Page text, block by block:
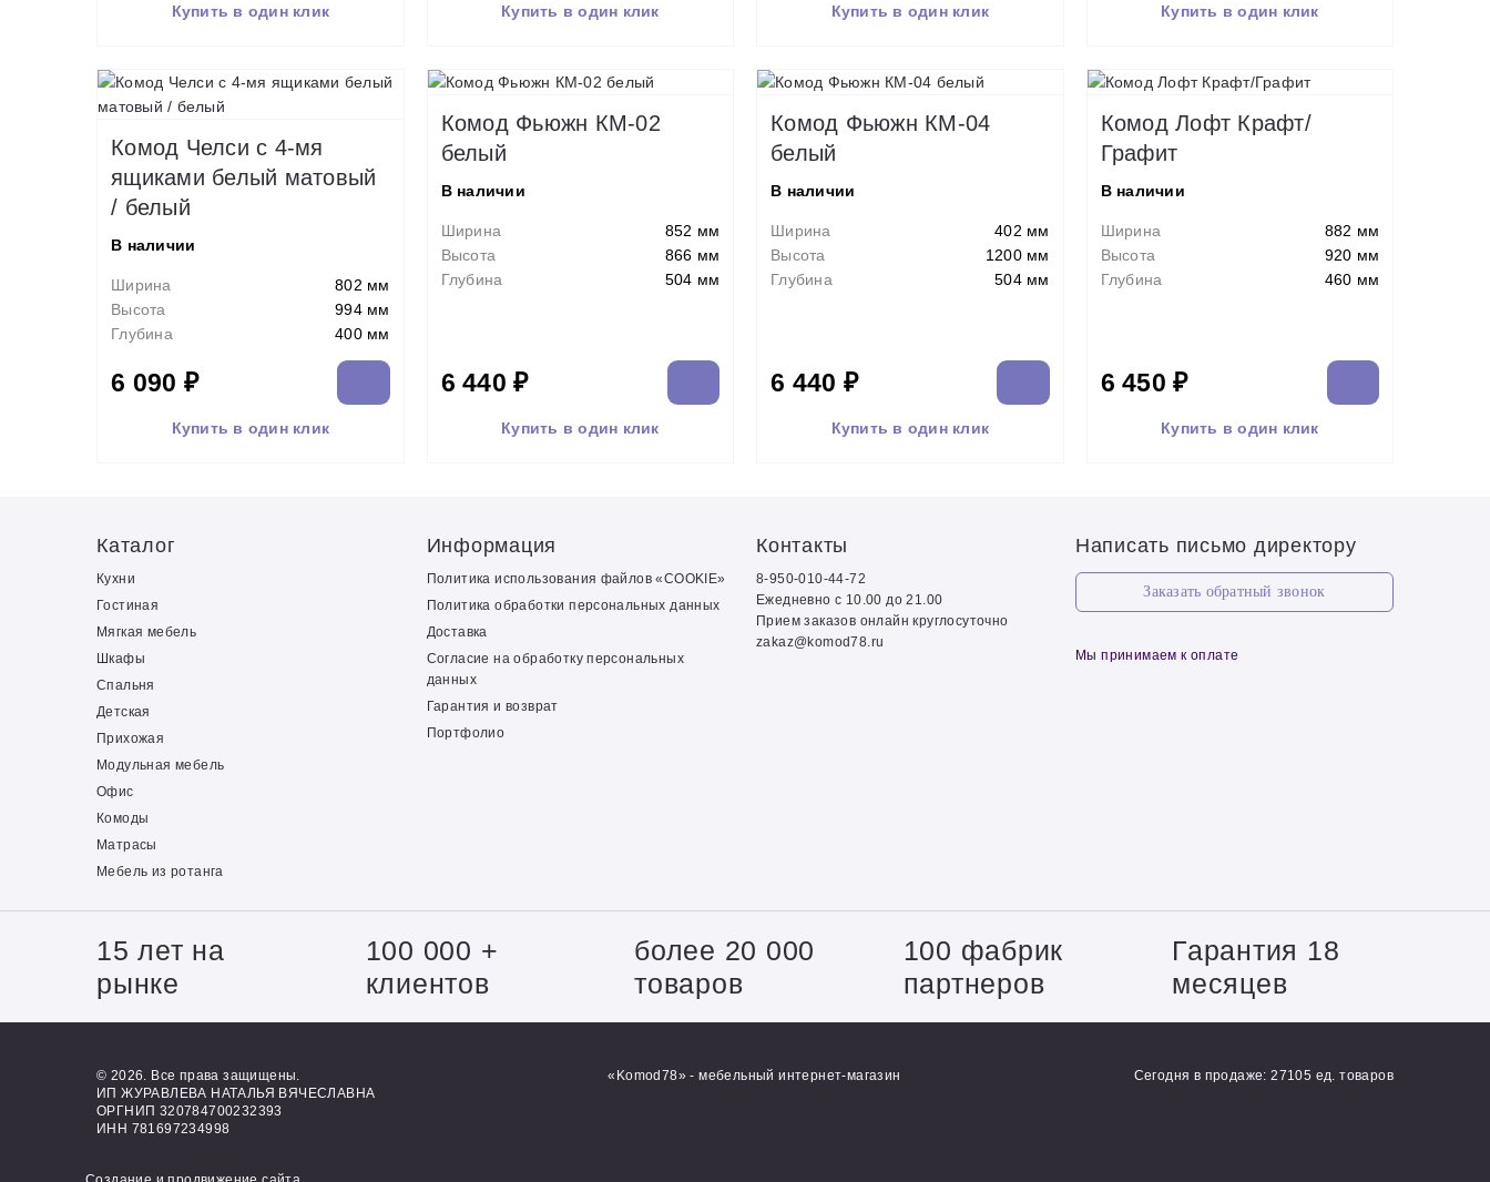
Купить в один клик Купить в один клик Купить в один клик Купить в один клик
Комод Челси с 4-мя
ящиками белый матовый
/ белый
В наличии
Ширина
802 мм
Высота
994 мм
Глубина
400 мм
6 090 ₽
Купить в один клик
Комод Фьюжн КМ-02
белый
В наличии
Ширина
852 мм
Высота
866 мм
Глубина
504 мм
6 440 ₽
Купить в один клик
Комод Фьюжн КМ-04
белый
В наличии
Ширина
402 мм
Высота
1200 мм
Глубина
504 мм
6 440 ₽
Купить в один клик
Комод Лофт Крафт/
Графит
В наличии
Ширина
882 мм
Высота
920 мм
Глубина
460 мм
6 450 ₽
Купить в один клик
Каталог
Кухни
Гостиная
Мягкая мебель
Шкафы
Спальня
Детская
Прихожая
Модульная мебель
Офис
Комоды
Матрасы
Мебель из ротанга
Информация
Политика использования файлов «COOKIE»
Политика обработки персональных данных
Доставка
Согласие на обработку персональных
данных
Гарантия и возврат
Портфолио
Контакты
8-950-010-44-72
Ежедневно с 10.00 до 21.00
Прием заказов онлайн круглосуточно
zakaz@komod78.ru
Написать письмо директору
Заказать обратный звонок
Мы принимаем к оплате
15 лет на
рынке
100 000 +
клиентов
более 20 000
товаров
100 фабрик
партнеров
Гарантия 18
месяцев
© 2026. Все права защищены.
ИП ЖУРАВЛЕВА НАТАЛЬЯ ВЯЧЕСЛАВНА
ОРГНИП 320784700232393
ИНН 781697234998
«Komod78» - мебельный интернет-магазин Сегодня в продаже: 27105 ед. товаров